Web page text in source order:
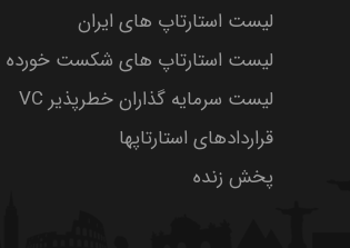
لیست استارتاپ های ایران
لیست استارتاپ های شکست خورده
لیست سرمایه گذاران خطرپذیر VC
قراردادهای استارتاپها
پخش زنده